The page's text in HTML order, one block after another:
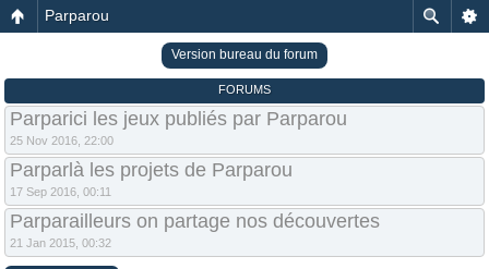
Parparou
Version bureau du forum
FORUMS
Parparici les jeux publiés par Parparou
25 Nov 2016, 22:00
Parparlà les projets de Parparou
17 Sep 2016, 00:11
Parparailleurs on partage nos découvertes
21 Jan 2015, 00:32